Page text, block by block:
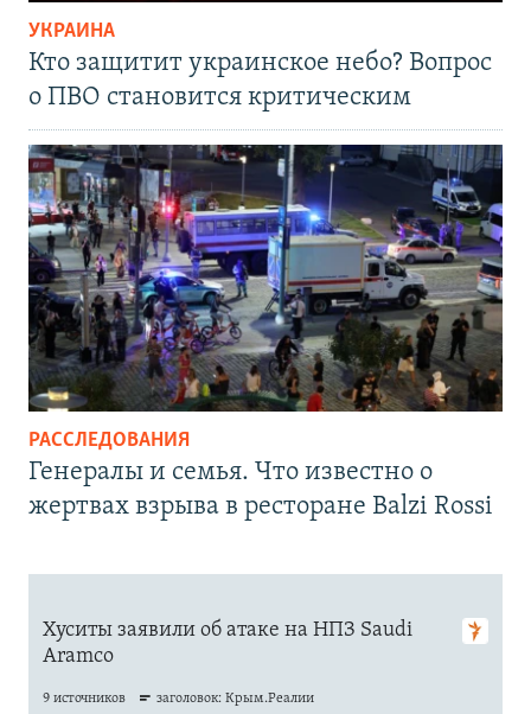
УКРАИНА
Кто защитит украинское небо? Вопрос
о ПВО становится критическим
РАССЛЕДОВАНИЯ
Генералы и семья. Что известно о
жертвах взрыва в ресторане Balzi Rossi